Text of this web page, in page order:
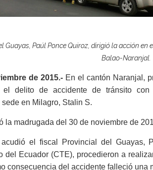
Guayas, Paúl Ponce Quiroz, dirigió la acción en
Balao-Naranjal.
de 2015.- En el cantón Naranjal,
delito de accidente de tránsito
en Milagro, Stalin S.
la madrugada del 30 de noviembre de
el fiscal Provincial del Guayas,
del Ecuador (CTE), procedieron a
consecuencia del accidente falleció una